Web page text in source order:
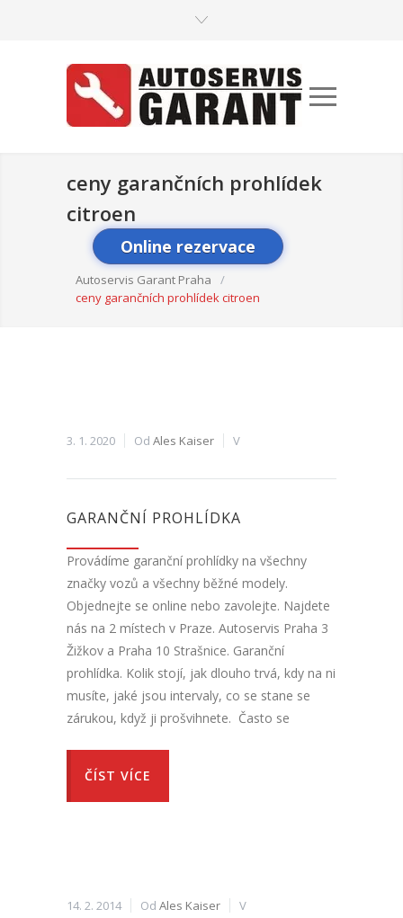
ceny garančních prohlídek
citroen
Online rezervace
Autoservis Garant Praha
/
ceny garančních prohlídek citroen
3. 1. 2020 Od Ales Kaiser V
GARANČNÍ PROHLÍDKA
Provádíme garanční prohlídky na všechny
značky vozů a všechny běžné modely.
Objednejte se online nebo zavolejte. Najdete
nás na 2 místech v Praze. Autoservis Praha 3
Žižkov a Praha 10 Strašnice. Garanční
prohlídka. Kolik stojí, jak dlouho trvá, kdy na ni
musíte, jaké jsou intervaly, co se stane se
zárukou, když ji prošvihnete. Často se
ČÍST VÍCE
14. 2. 2014 Od Ales Kaiser V